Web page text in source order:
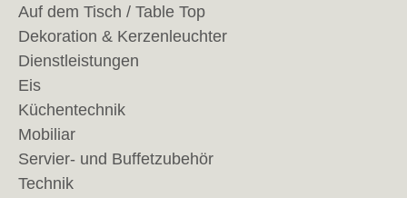
Auf dem Tisch / Table Top
Dekoration & Kerzenleuchter
Dienstleistungen
Eis
Küchentechnik
Mobiliar
Servier- und Buffetzubehör
Technik